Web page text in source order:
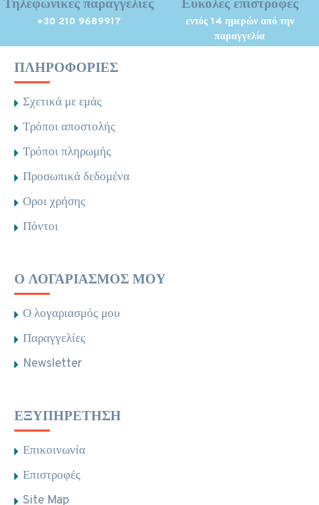
Τηλεφωνικές παραγγελίες
+30 210 9689917
Εύκολες επιστροφές
εντός 14 ημερών από την
παραγγελία
ΠΛΗΡΟΦΟΡΊΕΣ
Σχετικά με εμάς
Τρόποι αποστολής
Τρόποι πληρωμής
Προσωπικά δεδομένα
Οροι χρήσης
Πόντοι
Ο ΛΟΓΑΡΙΑΣΜΌΣ ΜΟΥ
Ο λογαριασμός μου
Παραγγελίες
Newsletter
ΕΞΥΠΗΡΈΤΗΣΗ
Επικοινωνία
Επιστροφές
Site Map